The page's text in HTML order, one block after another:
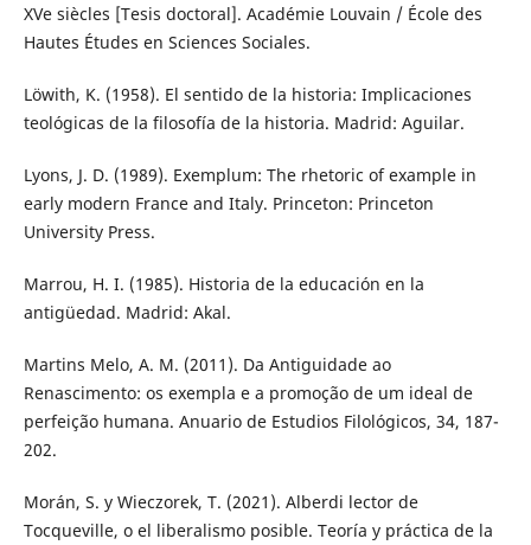
XVe siècles [Tesis doctoral]. Académie Louvain / École des
Hautes Études en Sciences Sociales.
Löwith, K. (1958). El sentido de la historia: Implicaciones
teológicas de la filosofía de la historia. Madrid: Aguilar.
Lyons, J. D. (1989). Exemplum: The rhetoric of example in
early modern France and Italy. Princeton: Princeton
University Press.
Marrou, H. I. (1985). Historia de la educación en la
antigüedad. Madrid: Akal.
Martins Melo, A. M. (2011). Da Antiguidade ao
Renascimento: os exempla e a promoção de um ideal de
perfeição humana. Anuario de Estudios Filológicos, 34, 187-
202.
Morán, S. y Wieczorek, T. (2021). Alberdi lector de
Tocqueville, o el liberalismo posible. Teoría y práctica de la